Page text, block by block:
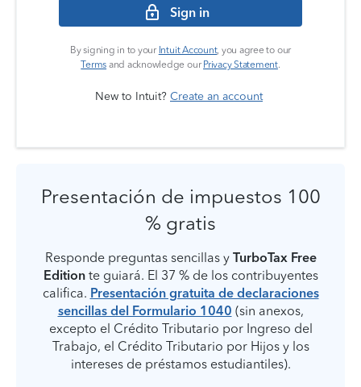
Sign in
By signing in to your Intuit Account, you agree to our
Terms and acknowledge our Privacy Statement.
New to Intuit? Create an account
Presentación de impuestos 100
% gratis
Responde preguntas sencillas y TurboTax Free
Editionte guiará. El 37 % de los contribuyentes
califica. Presentación gratuita de declaraciones
sencillas del Formulario 1040 (sin anexos,
excepto el Crédito Tributario por Ingreso del
Trabajo, el Crédito Tributario por Hijos y los
intereses de préstamos estudiantiles).